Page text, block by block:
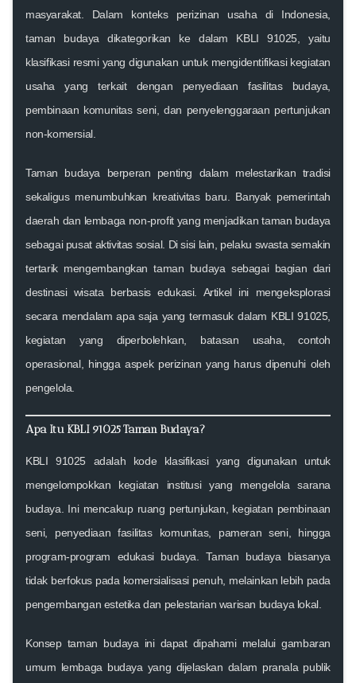
masyarakat. Dalam konteks perizinan usaha di Indonesia,
taman budaya dikategorikan ke dalam KBLI 91025 , yaitu
klasifikasi resmi yang digunakan untuk mengidentifikasi kegiatan
usaha yang terkait dengan penyediaan fasilitas budaya,
pembinaan komunitas seni, dan penyelenggaraan pertunjukan
non-komersial.
Taman budaya berperan penting dalam melestarikan tradisi
sekaligus menumbuhkan kreativitas baru. Banyak pemerintah
daerah dan lembaga non-profit yang menjadikan taman budaya
sebagai pusat aktivitas sosial. Di sisi lain, pelaku swasta semakin
tertarik mengembangkan taman budaya sebagai bagian dari
destinasi wisata berbasis edukasi. Artikel ini mengeksplorasi
secara mendalam apa saja yang termasuk dalam KBLI 91025,
kegiatan yang diperbolehkan, batasan usaha, contoh
operasional, hingga aspek perizinan yang harus dipenuhi oleh
pengelola.
Apa Itu KBLI 91025 Taman Budaya?
KBLI 91025 adalah kode klasifikasi yang digunakan untuk
mengelompokkan kegiatan institusi yang mengelola sarana
budaya. Ini mencakup ruang pertunjukan, kegiatan pembinaan
seni, penyediaan fasilitas komunitas, pameran seni, hingga
program-program edukasi budaya. Taman budaya biasanya
tidak berfokus pada komersialisasi penuh, melainkan lebih pada
pengembangan estetika dan pelestarian warisan budaya lokal.
Konsep taman budaya ini dapat dipahami melalui gambaran
umum lembaga budaya yang dijelaskan dalam pranala publik